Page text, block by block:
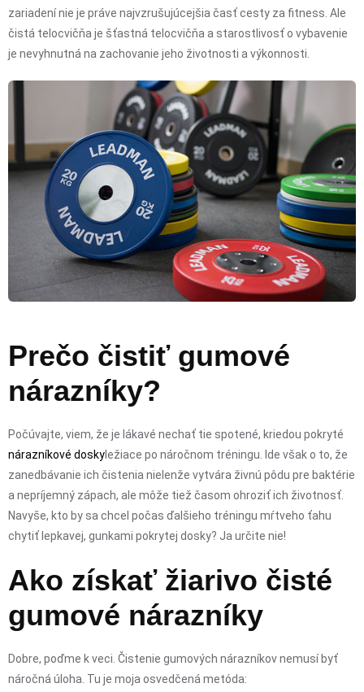
zariadení nie je práve najvzrušujúcejšia časť cesty za fitness. Ale
čistá telocvičňa je šťastná telocvičňa a starostlivosť o vybavenie
je nevyhnutná na zachovanie jeho životnosti a výkonnosti.
Prečo čistiť gumové
nárazníky?
Počúvajte, viem, že je lákavé nechať tie spotené, kriedou pokryté
nárazníkové doskyležiace po náročnom tréningu. Ide však o to, že
zanedbávanie ich čistenia nielenže vytvára živnú pôdu pre baktérie
a nepríjemný zápach, ale môže tiež časom ohroziť ich životnosť.
Navyše, kto by sa chcel počas ďalšieho tréningu mŕtveho ťahu
chytiť lepkavej, gunkami pokrytej dosky? Ja určite nie!
Ako získať žiarivo čisté
gumové nárazníky
Dobre, poďme k veci. Čistenie gumových nárazníkov nemusí byť
náročná úloha. Tu je moja osvedčená metóda: